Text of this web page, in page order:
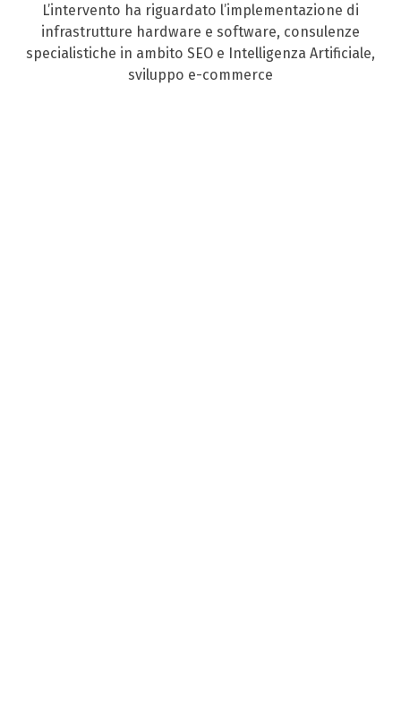
L’intervento ha riguardato l’implementazione di
infrastrutture hardware e software, consulenze
specialistiche in ambito SEO e Intelligenza Artificiale,
sviluppo e-commerce